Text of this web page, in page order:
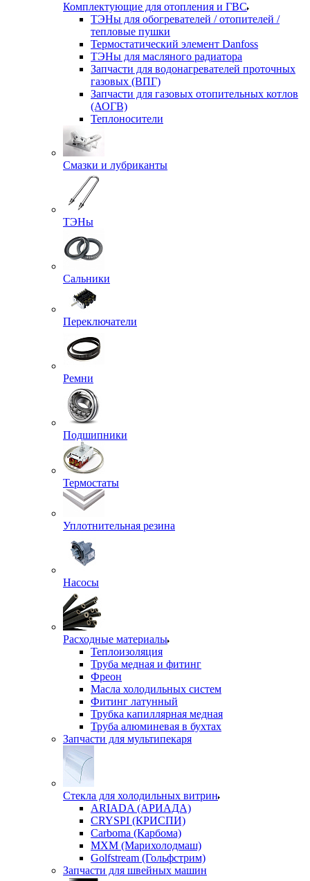
Комплектующие для отопления и ГВС
ТЭНы для обогревателей / отопителей /
тепловые пушки
Термостатический элемент Danfoss
ТЭНы для масляного радиатора
Запчасти для водонагревателей проточных
газовых (ВПГ)
Запчасти для газовых отопительных котлов
(АОГВ)
Теплоносители
Смазки и лубриканты
ТЭНы
Сальники
Переключатели
Ремни
Подшипники
Термостаты
Уплотнительная резина
Насосы
Расходные материалы
Теплоизоляция
Труба медная и фитинг
Фреон
Масла холодильных систем
Фитинг латунный
Трубка капиллярная медная
Труба алюминевая в бухтах
Запчасти для мультипекаря
Стекла для холодильных витрин
ARIADA (АРИАДА)
CRYSPI (КРИСПИ)
Carboma (Карбома)
MXM (Марихолодмаш)
Golfstream (Гольфстрим)
Запчасти для швейных машин